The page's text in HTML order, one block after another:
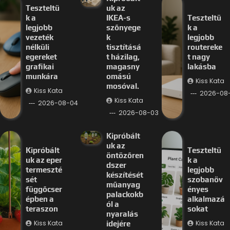
Teszteltü
k a
legjobb
vezeték
nélküli
egereket
grafikai
munkára
Kiss Kata
2026-08-04
uk az
IKEA-s
szőnyege
k
tisztításá
t házilag,
magasny
omású
mosóval.
Kiss Kata
2026-08-03
Teszteltü
k a
legjobb
routereke
t nagy
lakásba
Kiss Kata
2026-
Kipróbált
uk az eper
termeszté
sét
függőcser
épben a
teraszon
Kiss Kata
Kipróbált
uk az
öntözőren
dszer
készítését
műanyag
palackokb
ól a
nyaralás
idejére
Teszteltü
k a
legjobb
szobanöv
ényes
alkalmazá
sokat
Kiss Kata